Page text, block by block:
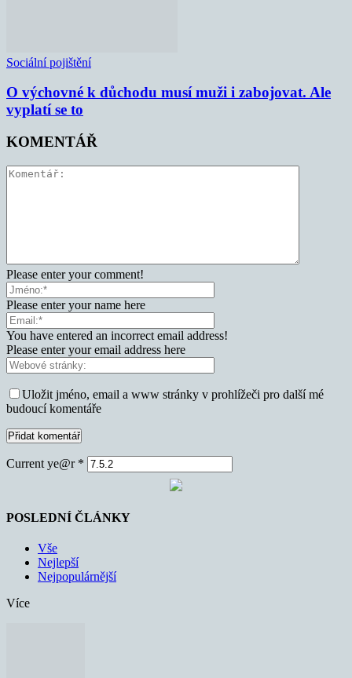
Sociální pojištění
O výchovné k důchodu musí muži i zabojovat. Ale
vyplatí se to
KOMENTÁŘ
Please enter your comment!
Please enter your name here
You have entered an incorrect email address!
Please enter your email address here
Uložit jméno, email a www stránky v prohlížeči pro další mé
budoucí komentáře
Current ye@r *
POSLEDNÍ ČLÁNKY
Vše
Nejlepší
Nejpopulárnější
Více